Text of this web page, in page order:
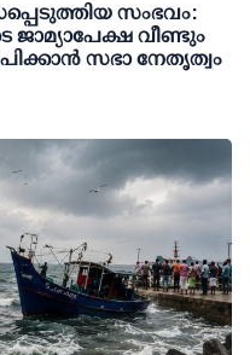
സംഭവം:
ജാമ്യാപേക്ഷ വീണ്ടും
സഭാ നേതൃത്വം